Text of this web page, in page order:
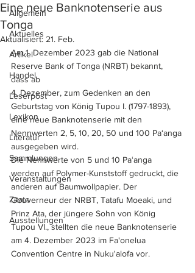
Allgemein
Aktuelles
Artikel
Handel
Leserpost
Lexikon
Literatur
Sammlungen
Veranstaltungen
Zitate
Ausstellungen
Eine neue Banknotenserie aus
Tonga
Aktualisiert: 21. Feb.
Am 1. Dezember 2023 gab die National
Reserve Bank of Tonga (NRBT) bekannt,
dass ab
4. Dezember, zum Gedenken an den
Geburtstag von König Tupou I. (1797-1893),
eine neue Banknotenserie mit den
Nennwerten 2, 5, 10, 20, 50 und 100 Paʻanga
ausgegeben wird.
Die Nennwerte von 5 und 10 Paʻanga
werden auf Polymer-Kunststoff gedruckt, die
anderen auf Baumwollpapier. Der
Gouverneur der NRBT, Tatafu Moeaki, und
Prinz Ata, der jüngere Sohn von König
Tupou VI., stellten die neue Banknotenserie
am 4. Dezember 2023 im Fa'onelua
Convention Centre in Nuku'alofa vor.